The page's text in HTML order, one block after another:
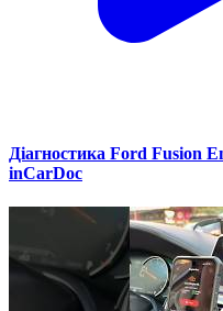
Діагностика Ford Fusion
inCarDoc